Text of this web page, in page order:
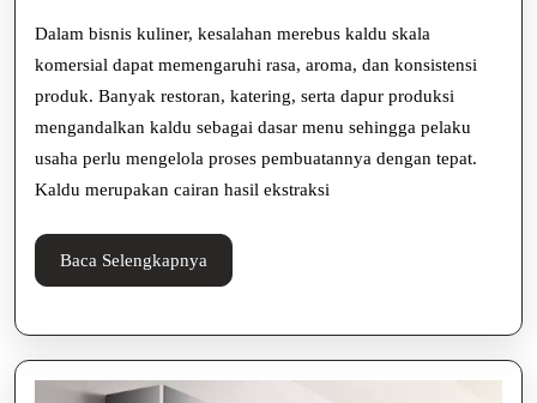
Skala
Komersial
yang
Perlu
Dihindari
Dalam bisnis kuliner, kesalahan merebus kaldu skala
komersial dapat memengaruhi rasa, aroma, dan konsistensi
produk. Banyak restoran, katering, serta dapur produksi
mengandalkan kaldu sebagai dasar menu sehingga pelaku
usaha perlu mengelola proses pembuatannya dengan tepat.
Kaldu merupakan cairan hasil ekstraksi
Baca Selengkapnya
Selengkapnya